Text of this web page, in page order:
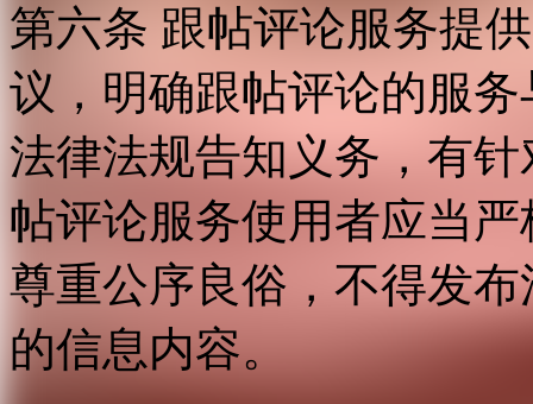
第六条 跟帖评论服务提
议，明确跟帖评论的服
法律法规告知义务，有
帖评论服务使用者应当
尊重公序良俗，不得发
的信息内容。